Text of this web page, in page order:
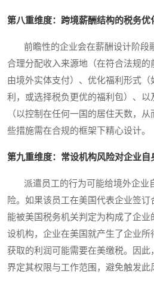
第八重维度：跨境薪酬结构的税务优
前瞻性的企业会在薪酬设计阶段
合理分配收入来源地（在符合法规
由境外实体支付）、优化福利形式
利，或选择税负更优的福利包）、
（以控制在任何一国的居住天数，
些措施需在合规的框架下精心设计。
第九重维度：常设机构风险对企业自
派遣员工的行为可能给境外企业
险。如果该员工在美国代表企业签订
能被美国税务机关判定为构成了企业
设机构，企业在美国就产生了企业所
获取的利润可能需要在美缴税。因
界定其权限与工作范围，避免触发此